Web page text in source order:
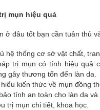
mụn hiệu quả
ở đâu tốt bạn cần tuân thủ
hệ thống cơ sở vật chất,
trị mụn có tính hiệu quả
gây thương tổn đến làn da.
kiến thức về mụn đồng
tính an toàn cho làn da và
trị mụn chi tiết, khoa học.